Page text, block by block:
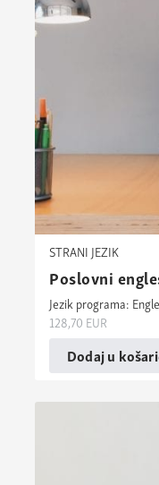
STRANI JEZIK
Poslovni
Jezik programa:
128,70 EUR
Dodaj u